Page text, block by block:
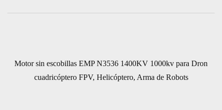
Motor sin escobillas EMP N3536 1400KV 1000kv para Dron
cuadricóptero FPV, Helicóptero, Arma de Robots